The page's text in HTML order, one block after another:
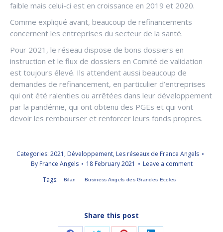
faible mais celui-ci est en croissance en 2019 et 2020.
Comme expliqué avant, beaucoup de refinancements
concernent les entreprises du secteur de la santé.
Pour 2021, le réseau dispose de bons dossiers en
instruction et le flux de dossiers en Comité de validation
est toujours élevé. Ils attendent aussi beaucoup de
demandes de refinancement, en particulier d’entreprises
qui ont été ralenties ou arrêtées dans leur développement
par la pandémie, qui ont obtenu des PGEs et qui vont
devoir les rembourser et renforcer leurs fonds propres.
Categories: 2021 , Développement, Les réseaux de France Angels
By France Angels 18 February 2021
Leave a comment
Tags:
Bilan Business Angels des Grandes Ecoles
Share this post